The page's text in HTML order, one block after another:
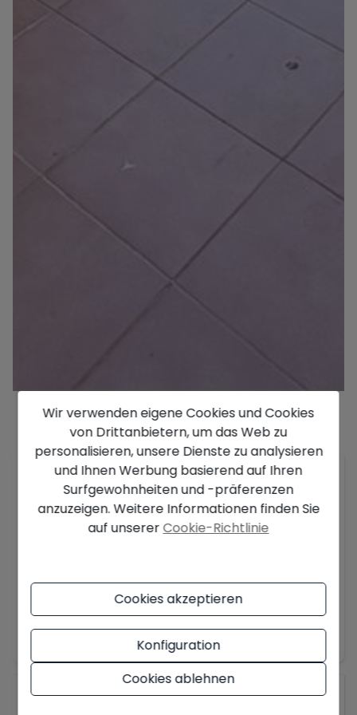
Beschreibung
Entdecken Sie diese gemütliche Wohnung zum
Verkauf in Palafrugell, die sich im Erdgeschoss
befindet, 2008 erbaut wurde und Funktionalität
und Stil in einer der ruhigsten und besten Lagen
50 m²
bietet dieses Objekt einen idealen
Außenbereich zum Entspannen, das gute Wetter
zu genießen oder einen privaten Garten zu
Die Wohnung ist aufgeteilt in einen hellen
Wohnbereichmit offener Küche zum
Mehr anzeigen
Allgemein
Wir verwenden eigene Cookies und Cookies
von Drittanbietern, um das Web zu
personalisieren, unsere Dienste zu analysieren
und Ihnen Werbung basierend auf Ihren
Surfgewohnheiten und -präferenzen
anzuzeigen. Weitere Informationen finden Sie
auf unsererCookie-Richtlinie
Cookies akzeptieren
Konfiguration
Cookies ablehnen